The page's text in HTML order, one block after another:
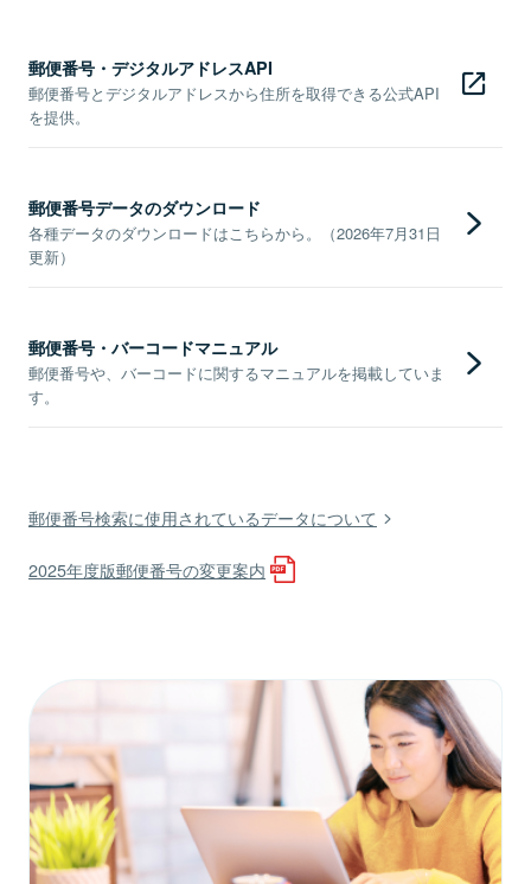
郵便番号・デジタルアドレスAPI
郵便番号とデジタルアドレスから住所を取得できる公式API
を提供。
郵便番号データのダウンロード
各種データのダウンロードはこちらから。（2026年7月31日
更新）
郵便番号・バーコードマニュアル
郵便番号や、バーコードに関するマニュアルを掲載していま
す。
郵便番号検索に使用されているデータについて
2025年度版郵便番号の変更案内